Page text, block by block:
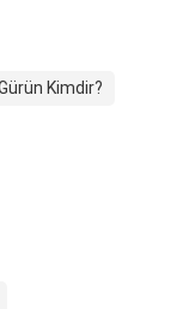
Kimdir?